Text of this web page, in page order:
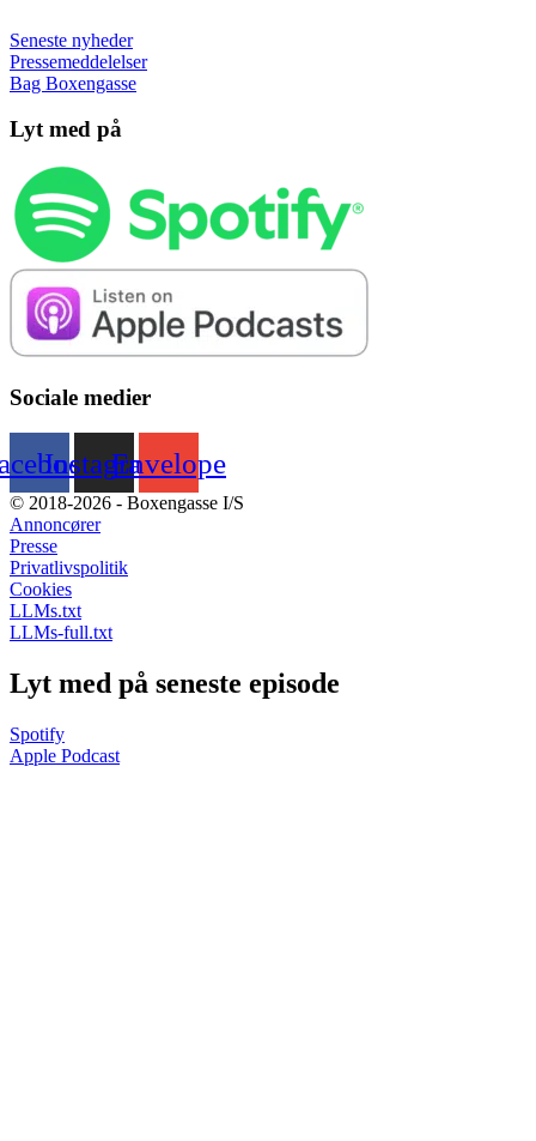
Seneste nyheder
Pressemeddelelser
Bag Boxengasse
Lyt med på
Sociale medier
InstagramEnvelope
© 2018-2026 - Boxengasse I/S
Annoncører
Presse
Privatlivspolitik
Cookies
LLMs.txt
LLMs-full.txt
Lyt med på seneste episode
Spotify
Apple Podcast